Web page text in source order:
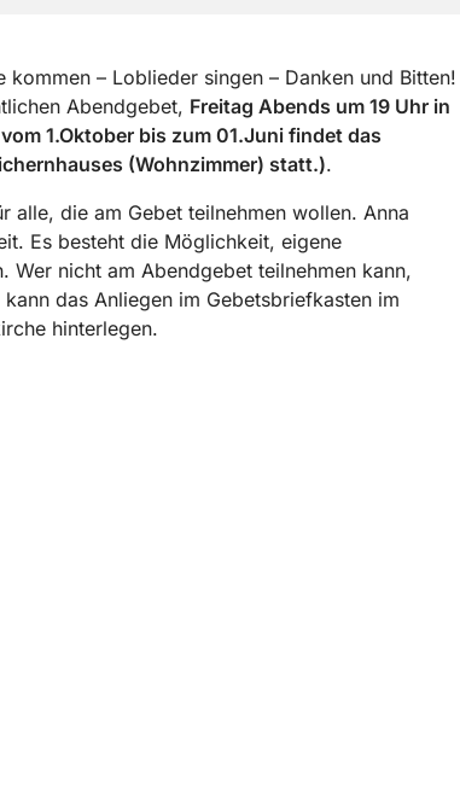
kommen – Loblieder singen – Danken und Bitten!
Abendgebet, Freitag Abends um 19 Uhr in
1.Oktober bis zum 01.Juni findet das
(Wohnzimmer) statt.).
alle, die am Gebet teilnehmen wollen. Anna
Es besteht die Möglichkeit, eigene
Wer nicht am Abendgebet teilnehmen kann,
das Anliegen im Gebetsbriefkasten im
hinterlegen.